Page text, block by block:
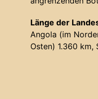
Länge der
Angola (im
Osten) 1.360 km,